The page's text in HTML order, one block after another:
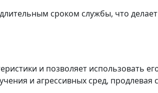
сроком службы, что
и позволяет использовать
и агрессивных сред, продлевая